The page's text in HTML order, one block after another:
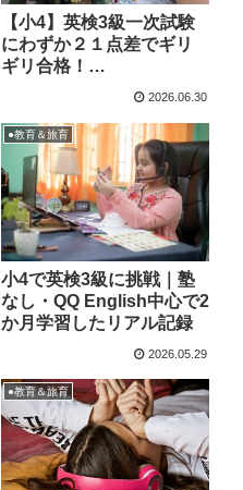
【小4】英検3級一次試験
にわずか２１点差でギリ
ギリ合格！
QQEnglish×Campus Top
2026.06.30
●教育＆旅育
小4で英検3級に挑戦｜塾
なし・QQ English中心で2
か月学習したリアル記録
2026.05.29
●教育＆旅育